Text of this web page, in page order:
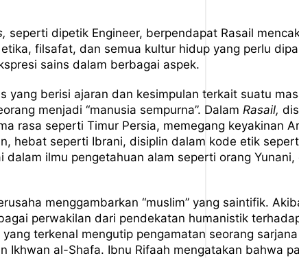
seperti dipetik Engineer, berpendapat Rasail
filsafat, dan semua kultur hidup yang perlu
sains dalam berbagai aspek.
yang berisi ajaran dan kesimpulan terkait suatu
menjadi “manusia sempurna”. Dalam Rasail,
rasa seperti Timur Persia, memegang keyakinan
hebat seperti Ibrani, disiplin dalam kode etik
ilmu pengetahuan alam seperti orang
menggambarkan “muslim” yang saintifik.
perwakilan dari pendekatan humanistik
terkenal mengutip pengamatan seorang
Ikhwan al-Shafa. Ibnu Rifaah mengatakan bahwa